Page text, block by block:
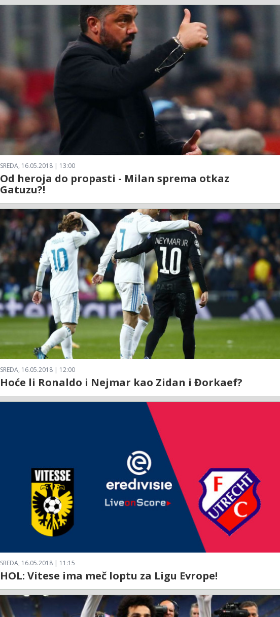
SREDA, 16.05.2018 | 13:00
Od heroja do propasti - Milan sprema otkaz
Gatuzu?!
SREDA, 16.05.2018 | 12:00
Hoće li Ronaldo i Nejmar kao Zidan i Đorkaef?
SREDA, 16.05.2018 | 11:15
HOL: Vitese ima meč loptu za Ligu Evrope!